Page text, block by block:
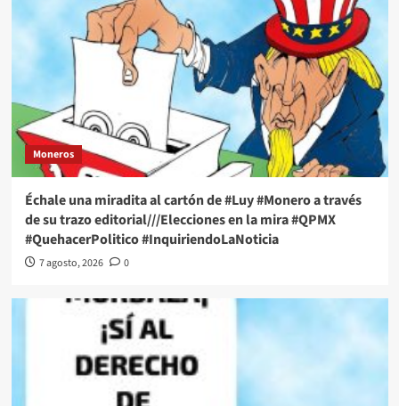
Moneros
Échale una miradita al cartón de #Luy #Monero a través
de su trazo editorial///Elecciones en la mira #QPMX
#QuehacerPolitico #InquiriendoLaNoticia
7 agosto, 2026 0